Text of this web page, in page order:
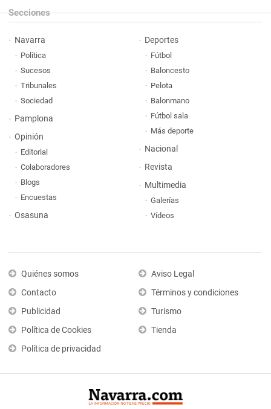
Secciones
Navarra
Política
Sucesos
Tribunales
Sociedad
Pamplona
Opinión
Editorial
Colaboradores
Blogs
Encuestas
Osasuna
Deportes
Fútbol
Baloncesto
Pelota
Balonmano
Fútbol sala
Más deporte
Nacional
Revista
Multimedia
Galerías
Vídeos
Quiénes somos
Contacto
Publicidad
Política de Cookies
Política de privacidad
Aviso Legal
Términos y condiciones
Turismo
Tienda